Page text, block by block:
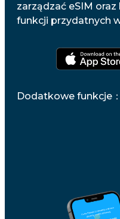
zarządzać eSIM
funkcji przydatnych
Dodatkowe funkcje ：